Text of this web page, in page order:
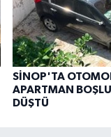
SİNOP'TA
APARTMAN
DÜŞTÜ